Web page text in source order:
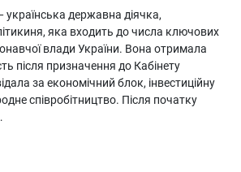
державна діячка,
яка входить до числа ключових
влади України. Вона отримала
після призначення до Кабінету
за економічний блок, інвестиційну
співробітництво. Після початку